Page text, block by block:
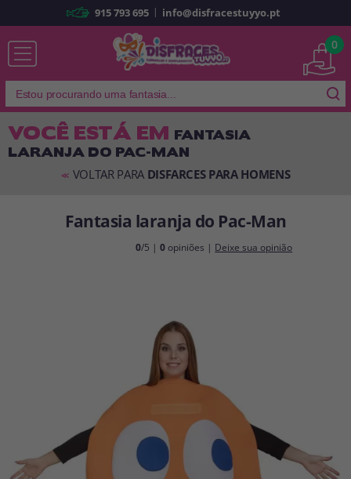
Já sou cliente
Lembrar-me Esqueceu sua senha?
É a minha primeira vez
compras rapidamente em nossa loja virtual, verificar o status de seus
pedidos e consultar suas operações anteriores.
Vá em frente! Estávamos esperando por você.
CRIAR CONTA
915 793 695 | info@disfracestuyyo.pt
0
VOCÊ ESTÁ EM FANTASIA
LARANJA DO PAC-MAN
<< VOLTAR PARA DISFARCES PARA HOMENS
Fantasia laranja do Pac-Man
0/5 |0 opiniões | Deixe sua opinião